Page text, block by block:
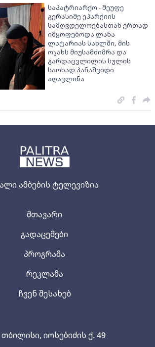
ამბების ტელევიზია
თბილისი, იოსებიძის ქ. 49
მთავარი
გადაცემები
პროგრამა
რეკლამა
ჩვენ შესახებ
საპატრიარქო - მეუფე
გერასიმე ეპარქიის
სამღვდელოებასთან ერთად
იმყოფებოდა ლანა
ლატარიას სახლში, მის
ოჯახს მიუსამძიმრა და
გარდაცვლილის სულის
საოხად პანაშვიდი
აღავლინა